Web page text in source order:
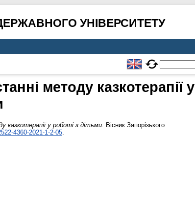
УНІВЕРСИТЕТУ
методу казкотерапії у
казкотерапії у роботі з дітьми. Вісник Запорізького
4360-2021-1-2-05.